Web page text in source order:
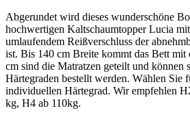
Abgerundet wird dieses wunderschöne
hochwertigen Kaltschaumtopper Lucia
umlaufendem Reißverschluss der
ist. Bis 140 cm Breite kommt das Bett mit
cm sind die Matratzen geteilt und können
Härtegraden bestellt werden. Wählen Sie
individuellen Härtegrad. Wir empfehlen
kg, H4 ab 110kg.